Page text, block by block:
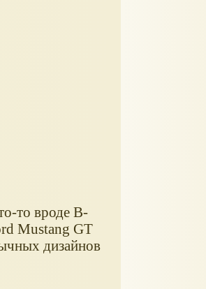
то вроде B-
Mustang GT
дизайнов